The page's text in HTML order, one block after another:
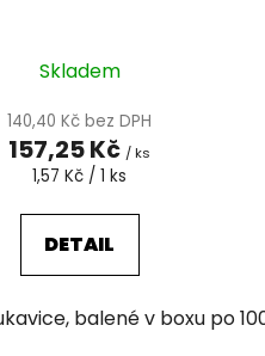
Skladem
140,40 Kč bez DPH
157,25 Kč / ks
Měrná
1,57 Kč / 1 ks
DETAIL
balené v boxu po